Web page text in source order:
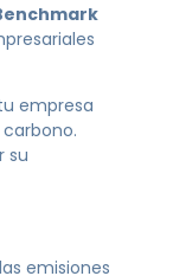
empresa
su
emisiones